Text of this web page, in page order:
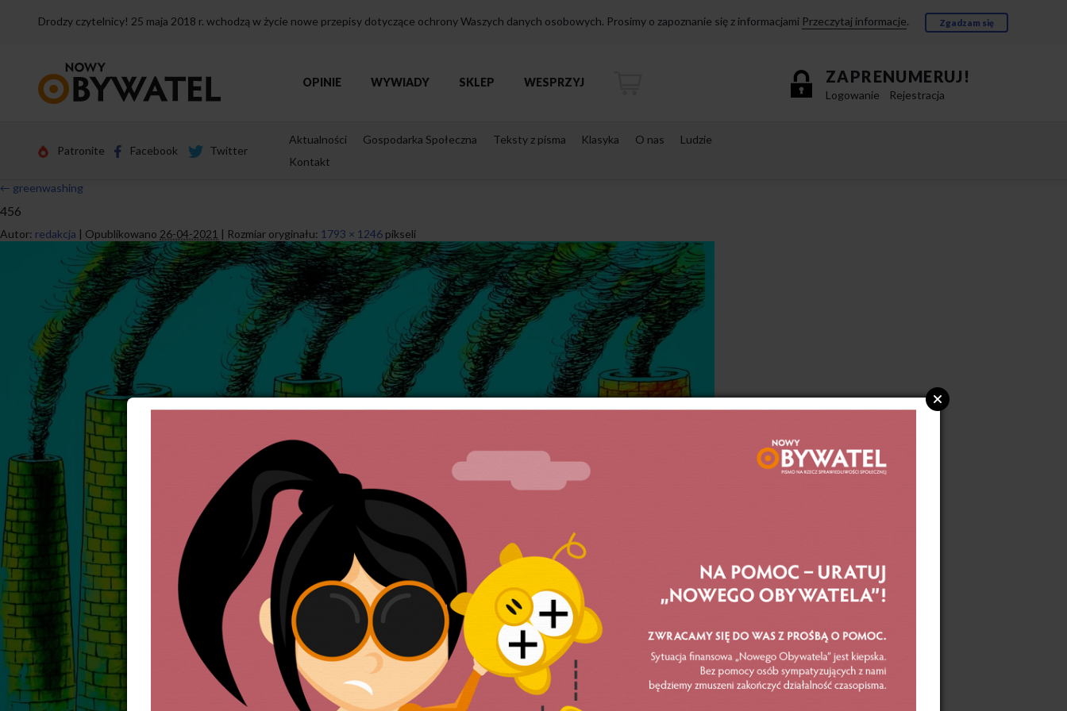
Drodzy czytelnicy! 25 maja 2018 r. wchodzą w życie nowe przepisy dotyczące ochrony Waszych danych osobowych. Prosimy o zapoznanie się z informacjami Przeczytaj informacje. Zgadzam się
strony
ZAPRENUMERUJ!
Logowanie Rejestracja
OPINIE WYWIADY SKLEP WESPRZYJ
Patronite Facebook Twitter
Aktualności Gospodarka Społeczna Teksty z pisma Klasyka O nas
Ludzie
Kontakt
← greenwashing
456
Autor: redakcja | Opublikowano 26-04-2021 | Rozmiar oryginału: 1793 × 1246 pikseli